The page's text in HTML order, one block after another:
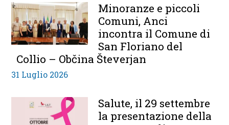
Minoranze e piccoli
Comuni, Anci
incontra il Comune di
San Floriano del
Collio – Občina Števerjan
31 Luglio 2026
Salute, il 29 settembre
la presentazione della